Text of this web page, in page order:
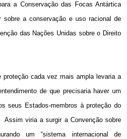
a Conservação das Focas Antártica
sobre a conservação e uso racional de
das Nações Unidas sobre o Direito
proteção cada vez mais ampla levaria a
de que precisaria haver um
seus Estados-membros à proteção do
Assim viria a surgir a Convenção sobre
um “sistema internacional de